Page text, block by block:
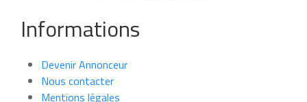
Informations
Devenir Annonceur
Nous contacter
Mentions légales